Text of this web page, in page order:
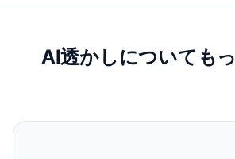
AI透かしについても